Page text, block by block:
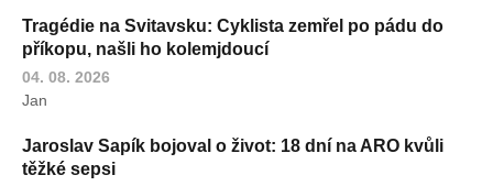
Tragédie na Svitavsku: Cyklista zemřel po pádu do
příkopu, našli ho kolemjdoucí
04. 08. 2026
Jan
Jaroslav Sapík bojoval o život: 18 dní na ARO kvůli
těžké sepsi